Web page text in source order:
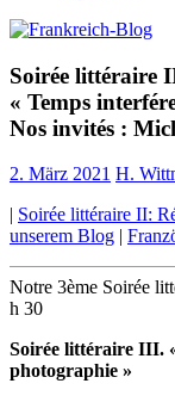
Soirée littéraire
« Temps
Nos invités :
2. März 2021 H.
| Soirée littéraire II:
unserem Blog |
Notre 3ème Soirée
h 30
Soirée littéraire III.
photographie »